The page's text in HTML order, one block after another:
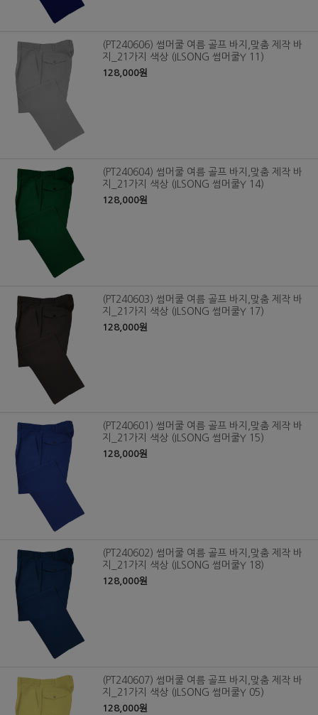
(PT240606) 썸머쿨 여름 골프 바지,맞춤 제작 바
지_21가지 색상 (ILSONG 썸머쿨Y 11)
128,000원
(PT240604) 썸머쿨 여름 골프 바지,맞춤 제작 바
지_21가지 색상 (ILSONG 썸머쿨Y 14)
128,000원
(PT240603) 썸머쿨 여름 골프 바지,맞춤 제작 바
지_21가지 색상 (ILSONG 썸머쿨Y 17)
128,000원
(PT240601) 썸머쿨 여름 골프 바지,맞춤 제작 바
지_21가지 색상 (ILSONG 썸머쿨Y 15)
128,000원
(PT240602) 썸머쿨 여름 골프 바지,맞춤 제작 바
지_21가지 색상 (ILSONG 썸머쿨Y 18)
128,000원
(PT240607) 썸머쿨 여름 골프 바지,맞춤 제작 바
지_21가지 색상 (ILSONG 썸머쿨Y 05)
128,000원